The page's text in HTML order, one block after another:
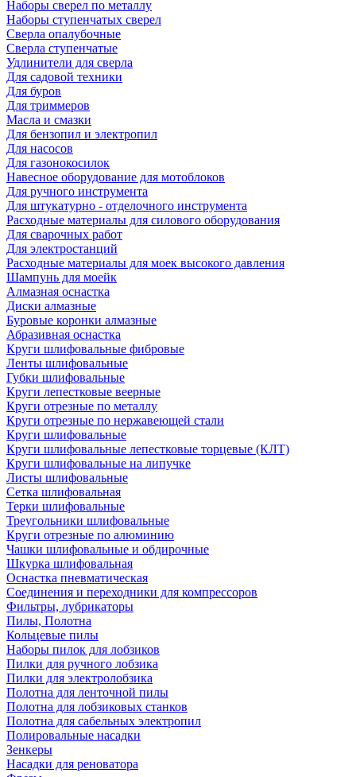
Наборы сверел по металлу
Наборы ступенчатых сверел
Сверла опалубочные
Сверла ступенчатые
Удлинители для сверла
Для садовой техники
Для буров
Для триммеров
Масла и смазки
Для бензопил и электропил
Для насосов
Для газонокосилок
Навесное оборудование для мотоблоков
Для ручного инструмента
Для штукатурно - отделочного инструмента
Расходные материалы для силового оборудования
Для сварочных работ
Для электростанций
Расходные материалы для моек высокого давления
Шампунь для моейк
Алмазная оснастка
Диски алмазные
Буровые коронки алмазные
Абразивная оснастка
Круги шлифовальные фибровые
Ленты шлифовальные
Губки шлифовальные
Круги лепестковые веерные
Круги отрезные по металлу
Круги отрезные по нержавеющей стали
Круги шлифовальные
Круги шлифовальные лепестковые торцевые (КЛТ)
Круги шлифовальные на липучке
Листы шлифовальные
Сетка шлифовальная
Терки шлифовальные
Треугольники шлифовальные
Круги отрезные по алюминию
Чашки шлифовальные и обдирочные
Шкурка шлифовальная
Оснастка пневматическая
Соединения и переходники для компрессоров
Фильтры, лубрикаторы
Пилы, Полотна
Кольцевые пилы
Наборы пилок для лобзиков
Пилки для ручного лобзика
Пилки для электролобзика
Полотна для ленточной пилы
Полотна для лобзиковых станков
Полотна для сабельных электропил
Полировальные насадки
Зенкеры
Насадки для реноватора